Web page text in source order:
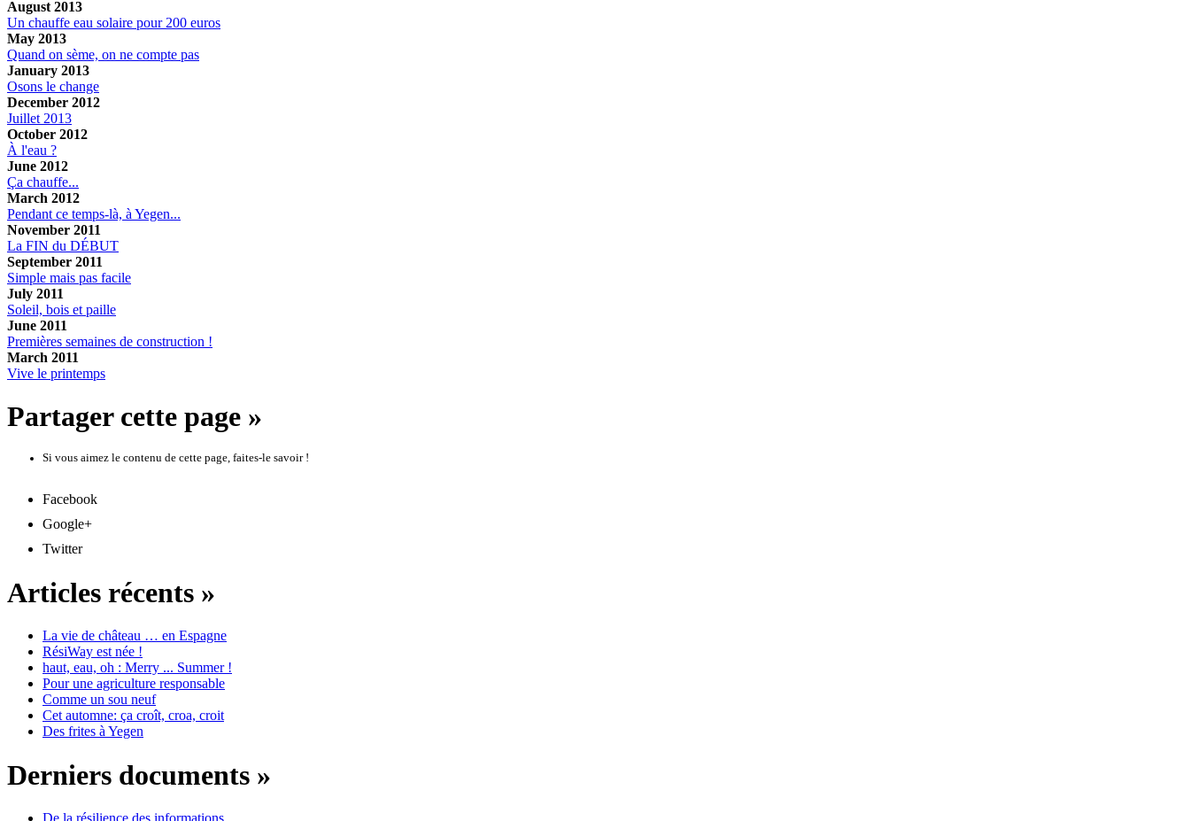
August 2013
Un chauffe eau solaire pour 200 euros
May 2013
Quand on sème, on ne compte pas
January 2013
Osons le change
December 2012
Juillet 2013
October 2012
À l'eau ?
June 2012
Ça chauffe...
March 2012
Pendant ce temps-là, à Yegen...
November 2011
La FIN du DÉBUT
September 2011
Simple mais pas facile
July 2011
Soleil, bois et paille
June 2011
Premières semaines de construction !
March 2011
Vive le printemps
Partager cette page »
Si vous aimez le contenu de cette page, faites-le savoir !
Facebook
Google+
Twitter
Articles récents »
La vie de château … en Espagne
RésiWay est née !
haut, eau, oh : Merry ... Summer !
Pour une agriculture responsable
Comme un sou neuf
Cet automne: ça croît, croa, croit
Des frites à Yegen
Derniers documents »